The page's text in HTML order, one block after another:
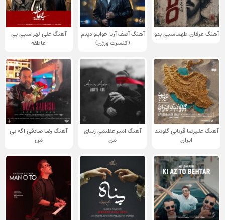
آهنگ عرفان طهماسبی بدو
آهنگ آصف آریا خوابتو دیدم
(کنسرت ورژن)
آهنگ علی لهراسبی بی
عاطفه
آهنگ علیرضا قربانی گلوبند
ایران
آهنگ امیر عظیمی زیبای
من
آهنگ رضا صادقی اگه بی
من